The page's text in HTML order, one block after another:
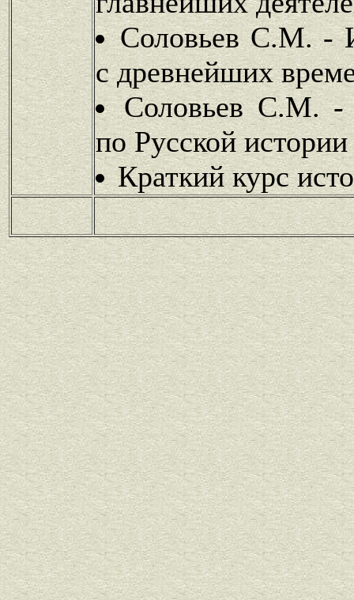
Соловьев С.М. -
с древнейших
Соловьев С.М. -
по Русской истории
Краткий курс